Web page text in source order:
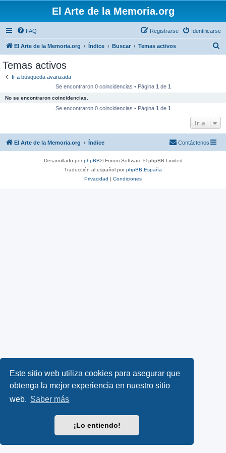
Este sitio web utiliza cookies para asegurar que
obtenga la mejor experiencia en nuestro sitio
web. Saber más
¡Lo entiendo!
El Arte de la Memoria.org
FAQ Identificarse
Registrarse
El Arte de la Memoria.org Índice Buscar Temas activos
Temas activos
Ir a búsqueda avanzada
Se encontraron 0 coincidencias • Página 1 de 1
No se encontraron coincidencias.
Se encontraron 0 coincidencias • Página 1 de 1
Ir a
El Arte de la Memoria.org Índice Contáctenos
Desarrollado porphpBB® Forum Software © phpBB Limited
Traducción al español porphpBB España
Privacidad | Condiciones